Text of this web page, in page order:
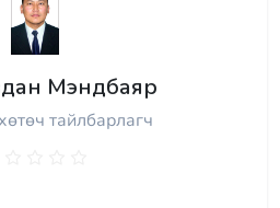
Мэндбаяр
тайлбарлагч